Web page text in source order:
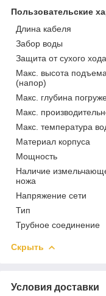
Пользовательские
Длина кабеля
Забор воды
Защита от сухого хода
Макс. высота подъема
(напор)
Макс. глубина
Макс.
Макс. температура
Материал корпуса
Мощность
Наличие
ножа
Напряжение сети
Тип
Трубное соединение
Скрыть
Условия доставки